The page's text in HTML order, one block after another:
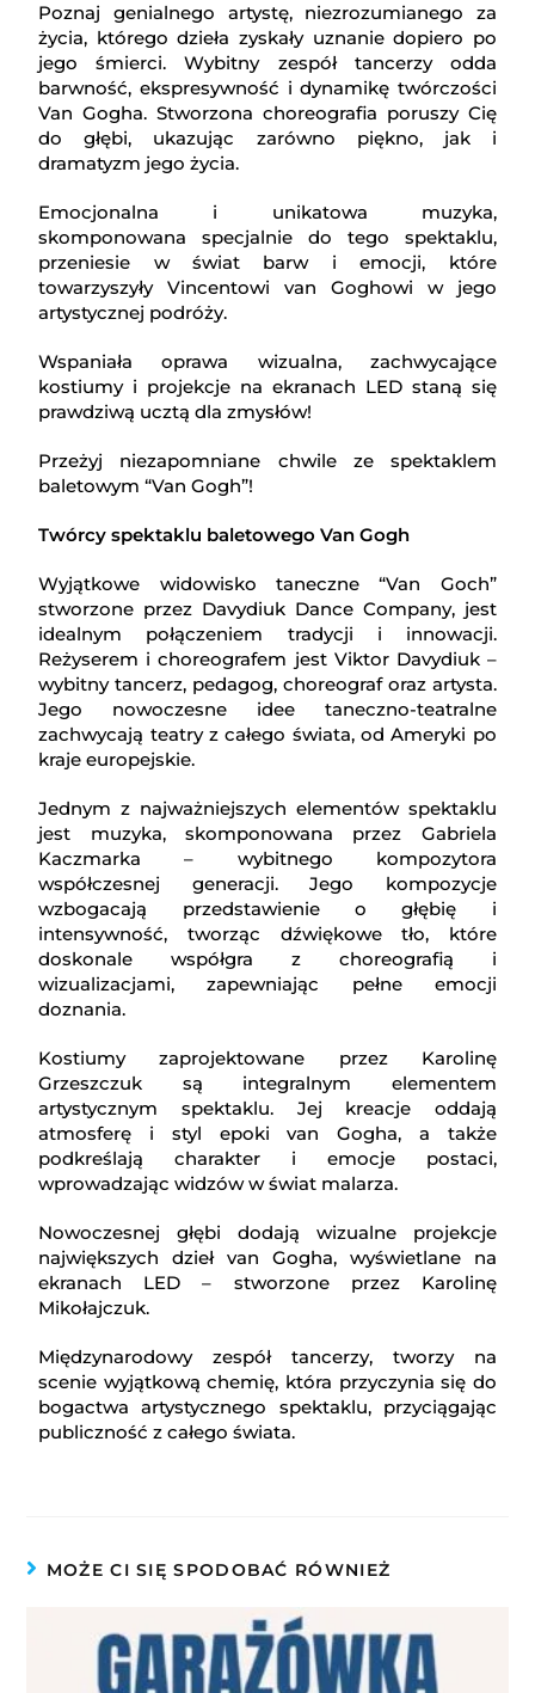
Poznaj genialnego artystę, niezrozumianego za
życia, którego dzieła zyskały uznanie dopiero po
jego śmierci. Wybitny zespół tancerzy odda
barwność, ekspresywność i dynamikę twórczości
Van Gogha. Stworzona choreografia poruszy Cię
do głębi, ukazując zarówno piękno, jak i
dramatyzm jego życia.
Emocjonalna i unikatowa muzyka,
skomponowana specjalnie do tego spektaklu,
przeniesie w świat barw i emocji, które
towarzyszyły Vincentowi van Goghowi w jego
artystycznej podróży.
Wspaniała oprawa wizualna, zachwycające
kostiumy i projekcje na ekranach LED staną się
prawdziwą ucztą dla zmysłów!
Przeżyj niezapomniane chwile ze spektaklem
baletowym “Van Gogh”!
Twórcy spektaklu baletowego Van Gogh
Wyjątkowe widowisko taneczne “Van Goch”
stworzone przez Davydiuk Dance Company, jest
idealnym połączeniem tradycji i innowacji.
Reżyserem i choreografem jest Viktor Davydiuk –
wybitny tancerz, pedagog, choreograf oraz artysta.
Jego nowoczesne idee taneczno-teatralne
zachwycają teatry z całego świata, od Ameryki po
kraje europejskie.
Jednym z najważniejszych elementów spektaklu
jest muzyka, skomponowana przez Gabriela
Kaczmarka – wybitnego kompozytora
współczesnej generacji. Jego kompozycje
wzbogacają przedstawienie o głębię i
intensywność, tworząc dźwiękowe tło, które
doskonale współgra z choreografią i
wizualizacjami, zapewniając pełne emocji
doznania.
Kostiumy zaprojektowane przez Karolinę
Grzeszczuk są integralnym elementem
artystycznym spektaklu. Jej kreacje oddają
atmosferę i styl epoki van Gogha, a także
podkreślają charakter i emocje postaci,
wprowadzając widzów w świat malarza.
Nowoczesnej głębi dodają wizualne projekcje
największych dzieł van Gogha, wyświetlane na
ekranach LED – stworzone przez Karolinę
Mikołajczuk.
Międzynarodowy zespół tancerzy, tworzy na
scenie wyjątkową chemię, która przyczynia się do
bogactwa artystycznego spektaklu, przyciągając
publiczność z całego świata.
MOŻE CI SIĘ SPODOBAĆ RÓWNIEŻ